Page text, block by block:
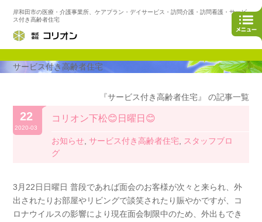
岸和田市の医療・介護事業所、ケアプラン・デイサービス・訪問介護・訪問看護・サービ
ス付き高齢者住宅
サービス付き高齢者住宅
『サービス付き高齢者住宅』 の記事一覧
22
2020-03
コリオン下松😊日曜日😊
お知らせ ,サービス付き高齢者住宅
スタッフブロ
グ
3月22日日曜日 普段であれば面会のお客様が次々と来られ、外
出されたりお部屋やリビングで談笑されたり賑やかですが、コ
ロナウイルスの影響により現在面会制限中のため、外出もでき